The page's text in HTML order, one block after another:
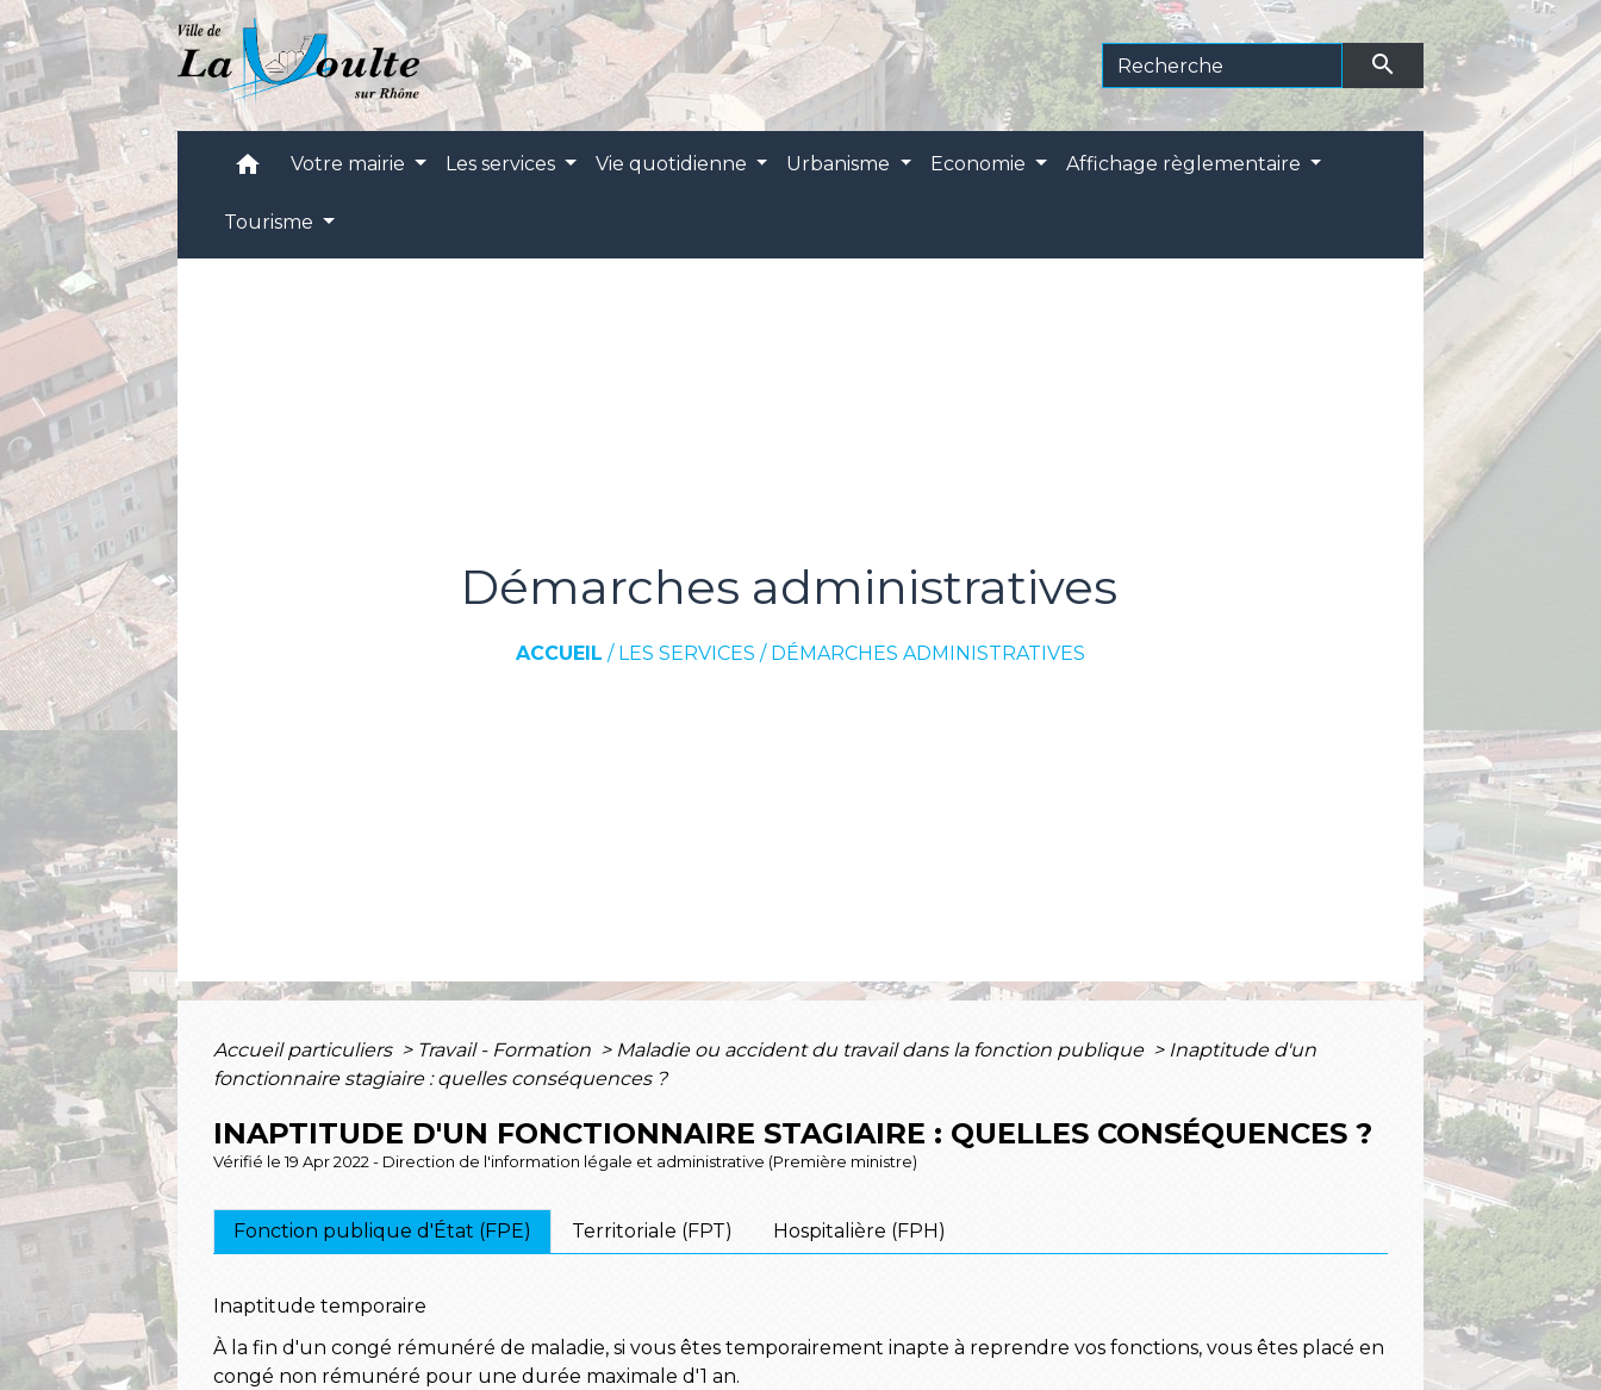
search
home Votre mairie Les services Vie quotidienne Urbanisme Economie Affichage règlementaire
Tourisme
Démarches administratives
ACCUEIL / LES SERVICES / DÉMARCHES ADMINISTRATIVES
Accueil particuliers > Travail - Formation > Maladie ou accident du travail dans la fonction publique > Inaptitude d'un
fonctionnaire stagiaire : quelles conséquences ?
INAPTITUDE D'UN FONCTIONNAIRE STAGIAIRE : QUELLES CONSÉQUENCES ?
Vérifié le 19 Apr 2022 - Direction de l'information légale et administrative (Première ministre)
Fonction publique d'État (FPE) Territoriale (FPT) Hospitalière (FPH)
Inaptitude temporaire
À la fin d'un congé rémunéré de maladie, si vous êtes temporairement inapte à reprendre vos fonctions, vous êtes placé en
congé non rémunéré pour une durée maximale d'1 an.